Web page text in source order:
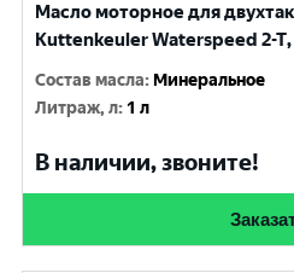
Масло моторное для
Kuttenkeuler Waterspeed 2-
Состав масла: Минеральное
Литраж, л: 1 л
В наличии, звоните!